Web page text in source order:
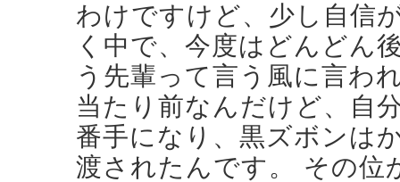
わけですけど、少し自信
く中で、今度はどんどん
う先輩って言う風に言わ
当たり前なんだけど、自
番手になり、黒ズボンは
渡されたんです。 その位